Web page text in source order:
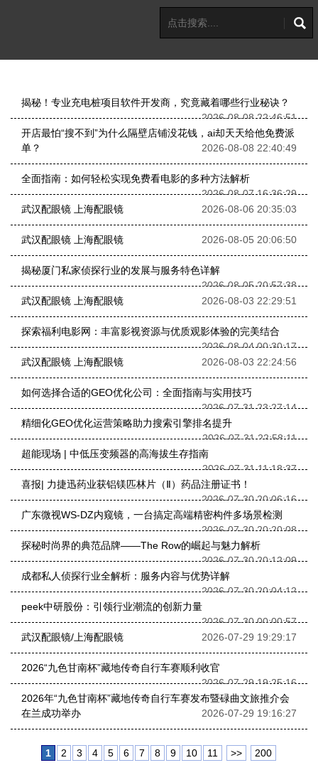
揭秘！专业充电桩项目软件开发商，究竟藏着哪些行业秘诀？
2026-08-08 22:46:51
开店最怕“搜不到”为什么隔壁店铺没花钱，ai却天天给他免费派
单？
2026-08-08 22:40:49
全面指南：如何轻松实现免费看电影的多种方法解析
2026-08-07 16:36:29
武汉配眼镜 上海配眼镜
2026-08-06 20:35:03
武汉配眼镜 上海配眼镜 2026-08-05 20:06:50
揭秘厦门私家侦探行业的发展与服务特色详解
2026-08-05 20:57:38
武汉配眼镜 上海配眼镜
2026-08-03 22:29:51
探索福利电影网：丰富影视资源与优质观影体验的完美结合
2026-08-04 00:30:17
武汉配眼镜 上海配眼镜
2026-08-03 22:24:56
如何选择合适的GEO优化公司：全面指南与实用技巧
2026-07-31 23:27:14
精细化GEO优化运营策略助力搜索引擎排名提升
2026-07-31 22:58:11
超能现场 | 中低压变频器的高海拔生存指南
2026-07-31 11:18:37
喜报| 力捷迅药业获铝镁匹林片（Ⅱ）药品注册证书！
2026-07-30 20:06:16
广东微视WS-DZ内窥镜，一台搞定高端精密构件多场景检测
2026-07-30 20:20:08
探秘时尚界的典范品牌——The Row的崛起与魅力解析
2026-07-30 20:12:09
成都私人侦探行业全解析：服务内容与优势详解
2026-07-30 20:04:12
peek中研股份：引领行业潮流的创新力量
2026-07-30 00:00:57
武汉配眼镜/上海配眼镜
2026-07-29 19:29:17
2026“九色甘南杯”藏地传奇自行车赛顺利收官
2026-07-29 19:25:16
2026年“九色甘南杯”藏地传奇自行车赛发布暨碌曲文旅推介会
在兰成功举办
2026-07-29 19:16:27
1 2 3 4 5 6 7 8 9 10 11 >> 200